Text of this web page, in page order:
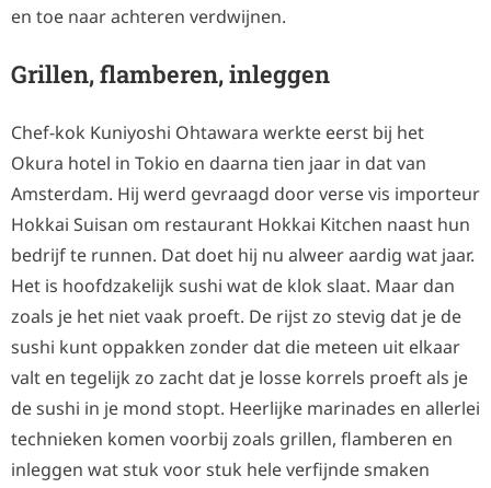
en toe naar achteren verdwijnen.
Grillen, flamberen, inleggen
Chef-kok Kuniyoshi Ohtawara werkte eerst bij het
Okura hotel in Tokio en daarna tien jaar in dat van
Amsterdam. Hij werd gevraagd door verse vis importeur
Hokkai Suisan om restaurant Hokkai Kitchen naast hun
bedrijf te runnen. Dat doet hij nu alweer aardig wat jaar.
Het is hoofdzakelijk sushi wat de klok slaat. Maar dan
zoals je het niet vaak proeft. De rijst zo stevig dat je de
sushi kunt oppakken zonder dat die meteen uit elkaar
valt en tegelijk zo zacht dat je losse korrels proeft als je
de sushi in je mond stopt. Heerlijke marinades en allerlei
technieken komen voorbij zoals grillen, flamberen en
inleggen wat stuk voor stuk hele verfijnde smaken